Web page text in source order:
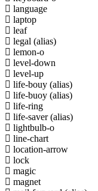
language
laptop
leaf
legal (alias)
lemon-o
level-down
level-up
life-bouy (alias)
life-buoy (alias)
life-ring
life-saver(alias)
lightbulb-o
line-chart
location-arrow
lock
magic
magnet